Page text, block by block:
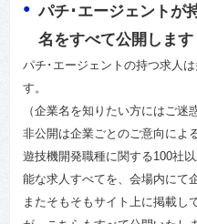
パチ･エージェントが
名をすべて公開します
パチ･エージェントの持つ求人
す。
（企業名を知りたい方にはご迷
非公開は企業ごとのご意向によ
遊技機開発職種に関する100社
能な求人すべてを、会場内にて
またそもそもサイト上に掲載し